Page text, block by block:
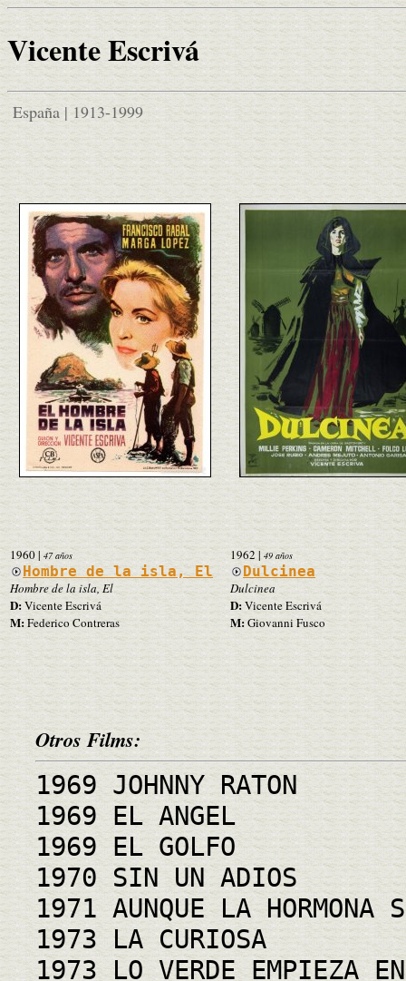
Vicente Escrivá
España | 1913-1999
1960| 47 años
Hombre de la isla, El
Hombre de la isla, El
D:Vicente Escrivá
M:Federico Contreras
1962 | 49 años
Dulcinea
Dulcinea
D:Vicente Escrivá
M:Giovanni Fusco
Otros Films:
1969 JOHNNY RATON
1969 EL ANGEL
1969 EL GOLFO
1970 SIN UN ADIOS
1971 AUNQUE LA HORMONA
1973 LA CURIOSA
1973 LO VERDE EMPIEZA